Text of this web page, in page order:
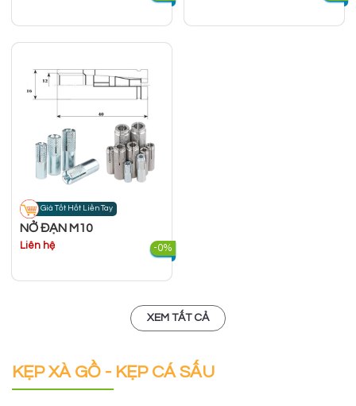
Giá Tốt Hốt Liền Tay
NỞ ĐẠN M10
Liên hệ -0%
XEM TẤT CẢ
KẸP XÀ GỒ - KẸP CÁ SẤU